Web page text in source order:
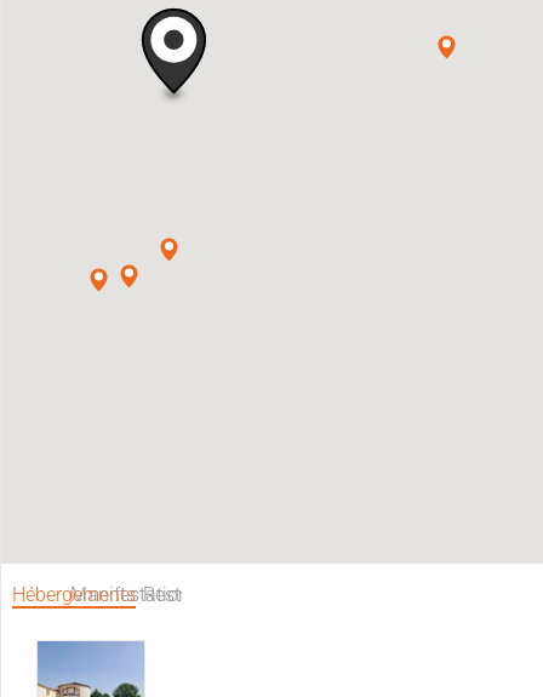
Hébergements
ManifestationsRestaurants